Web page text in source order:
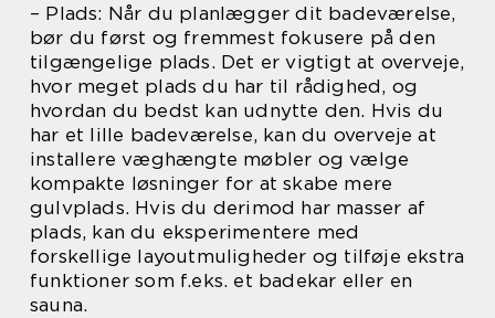
– Plads: Når du planlægger dit badeværelse,
bør du først og fremmest fokusere på den
tilgængelige plads. Det er vigtigt at overveje,
hvor meget plads du har til rådighed, og
hvordan du bedst kan udnytte den. Hvis du
har et lille badeværelse, kan du overveje at
installere væghængte møbler og vælge
kompakte løsninger for at skabe mere
gulvplads. Hvis du derimod har masser af
plads, kan du eksperimentere med
forskellige layoutmuligheder og tilføje ekstra
funktioner som f.eks. et badekar eller en
sauna.